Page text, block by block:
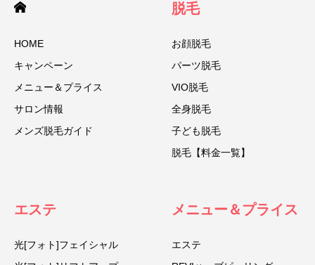
HOME
キャンペーン
メニュー＆プライス
サロン情報
メンズ脱毛ガイド
脱毛
お顔脱毛
パーツ脱毛
VIO脱毛
全身脱毛
子ども脱毛
脱毛【料金一覧】
エステ
光[フォト]フェイシャル
メニュー＆プライス
エステ